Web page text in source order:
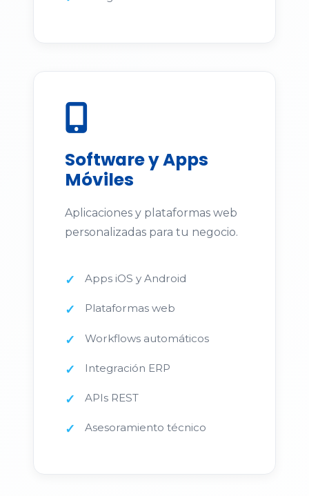
Software y Apps
Móviles
Aplicaciones y plataformas web
personalizadas para tu negocio.
Apps iOS y Android
Plataformas web
Workflows automáticos
Integración ERP
APIs REST
Asesoramiento técnico